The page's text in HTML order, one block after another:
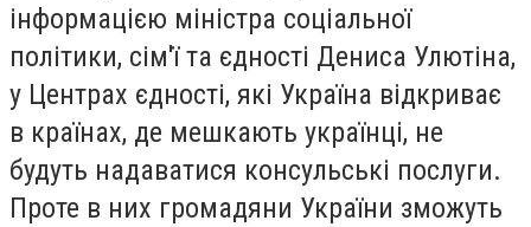
інформацією міністра соціальної
політики, сім'ї та єдності Дениса Улютіна,
у Центрах єдності, які Україна відкриває
в країнах, де мешкають українці, не
будуть надаватися консульські послуги.
Проте в них громадяни України зможуть